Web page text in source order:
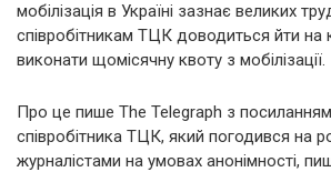
мобілізація в Україні зазнає великих
співробітникам ТЦК доводиться йти на
виконати щомісячну квоту з мобілізації.
Про це пише The Telegraph з
співробітника ТЦК, який погодився на
журналістами на умовах анонімності,